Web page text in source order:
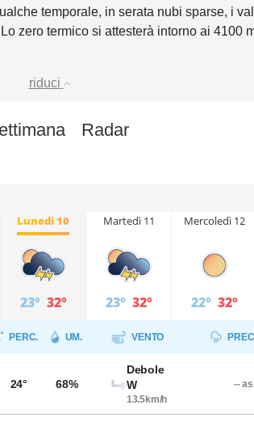
temporale, in serata nubi sparse, i
zero termico si attesterà intorno ai 4100
riduci
Radar
Lunedì 10
23° 32°
Martedì 11
23° 32°
Mercoledì 12
22° 32°
PERC. UM. VENTO
24° 68%
Debole
W
13.5km/h
--